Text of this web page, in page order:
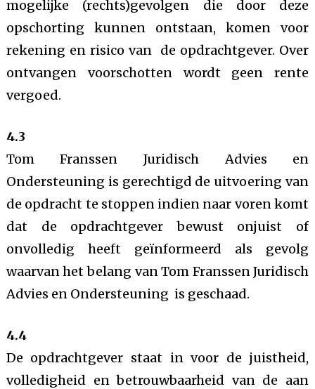
mogelijke (rechts)gevolgen die door deze
opschorting kunnen ontstaan, komen voor
rekening en risico van de opdrachtgever. Over
ontvangen voorschotten wordt geen rente
vergoed.
4.3
Tom Franssen Juridisch Advies en
Ondersteuning is gerechtigd de uitvoering van
de opdracht te stoppen indien naar voren komt
dat de opdrachtgever bewust onjuist of
onvolledig heeft geïnformeerd als gevolg
waarvan het belang van Tom Franssen Juridisch
Advies en Ondersteuning is geschaad.
4.4
De opdrachtgever staat in voor de juistheid,
volledigheid en betrouwbaarheid van de aan